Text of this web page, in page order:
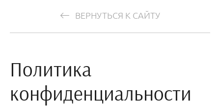
ВЕРНУТЬСЯ К САЙТУ
Политика
конфиденциальности